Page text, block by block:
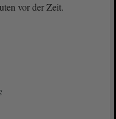
vor der Zeit.